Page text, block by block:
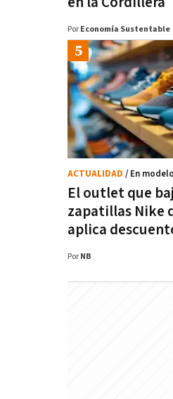
Por Economía Sustentable
El outlet que
zapatillas Nike
aplica
ACTUALIDAD / En
Por NB